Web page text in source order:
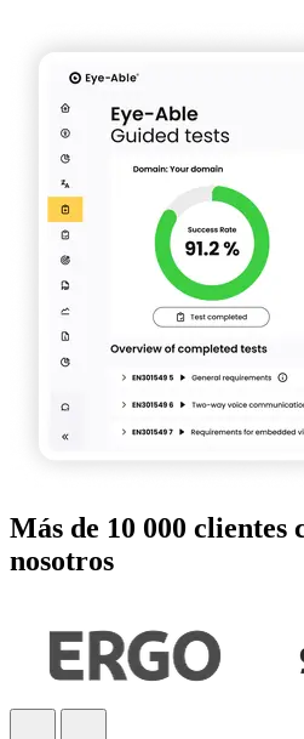
Más de 10 000 clientes
nosotros